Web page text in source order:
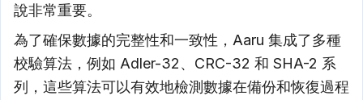
說非常重要。
為了確保數據的完整性和一致性，Aaru 集成了多種
校驗算法，例如 Adler-32、CRC-32 和 SHA-2 系
列，這些算法可以有效地檢測數據在備份和恢復過程